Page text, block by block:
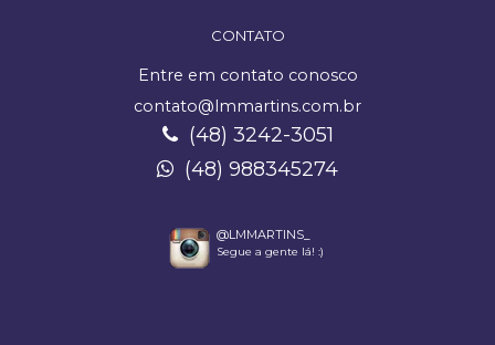
CONTATO
Entre em contato conosco
contato@lmmartins.com.br
(48) 3242-3051
(48) 988345274
@LMMARTINS_
Segue a gente lá! :)